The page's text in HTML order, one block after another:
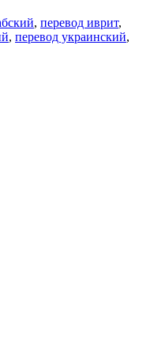
, перевод иврит,
, перевод украинский,